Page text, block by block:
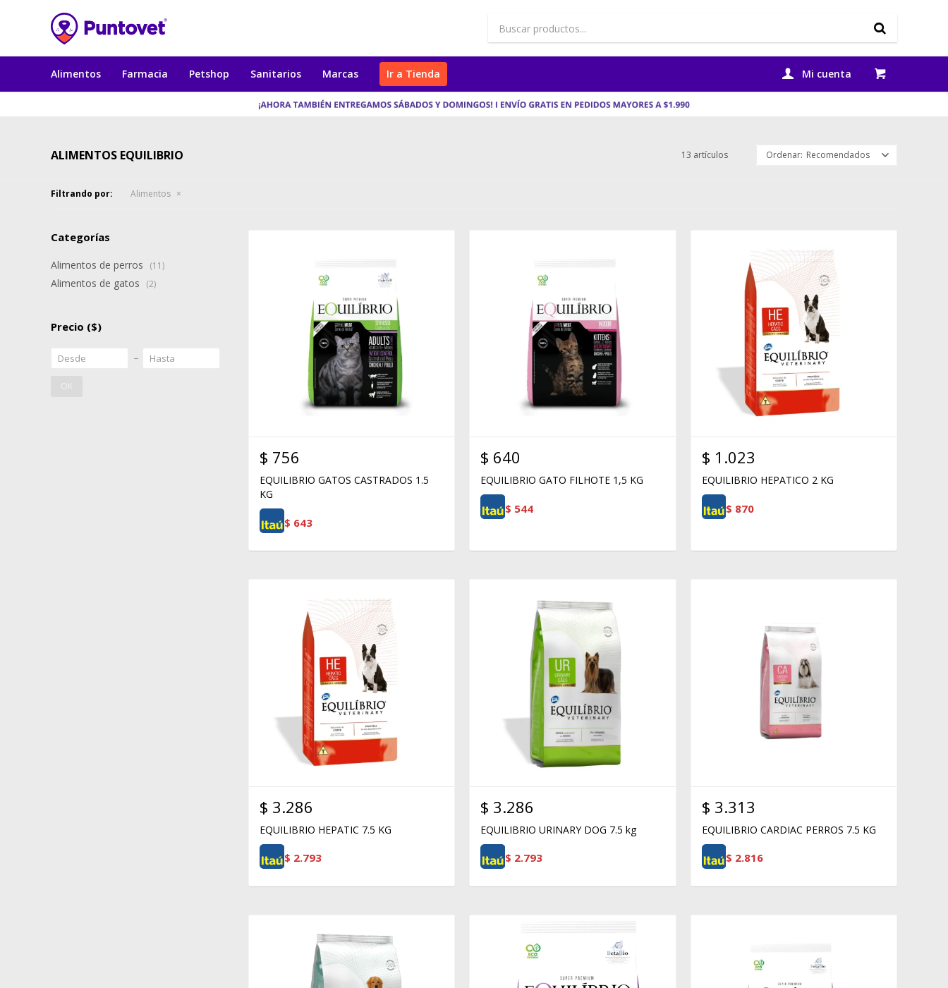
Alimentos Farmacia Petshop Sanitarios Marcas Ir a Tienda
ALIMENTOS EQUILIBRIO 13 artículos Recomendados
Filtrando por: Alimentos
$ 756
EQUILIBRIO GATOS CASTRADOS 1.5
KG
$ 643
$ 640
EQUILIBRIO GATO FILHOTE 1,5 KG
$ 544
$ 1.023
EQUILIBRIO HEPATICO 2 KG
$ 870
$ 3.286
EQUILIBRIO HEPATIC 7.5 KG
$ 2.793
$ 3.286
EQUILIBRIO URINARY DOG 7.5 kg
$ 2.793
$ 3.313
EQUILIBRIO CARDIAC PERROS 7.5 KG
$ 2.816
Categorías
Alimentos de perros (11)
Alimentos de gatos (2)
Precio ($)
OK